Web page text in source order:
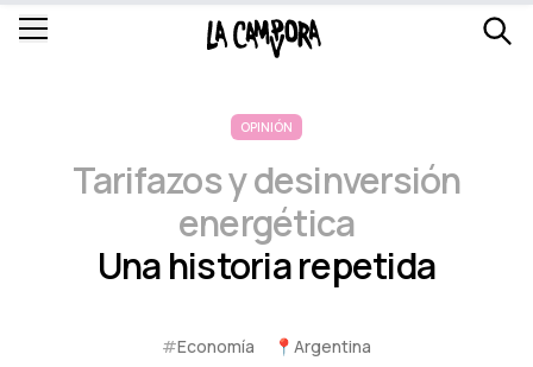
OPINIÓN
Tarifazos y desinversión
energética
Una historia repetida
#Economía 📍 Argentina